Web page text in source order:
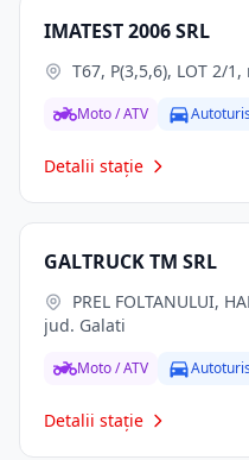
IMATEST 2006 SRL
T67, P(3,5,6), LOT 2/
Moto / ATV
Detalii stație
GALTRUCK TM SRL
jud. Galati
Moto / ATV
Detalii stație